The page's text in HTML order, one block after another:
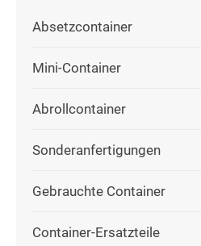
Absetzcontainer
Mini-Container
Abrollcontainer
Sonderanfertigungen
Gebrauchte Container
Container-Ersatzteile